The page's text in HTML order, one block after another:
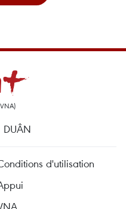
DUÂN
d'utilisation